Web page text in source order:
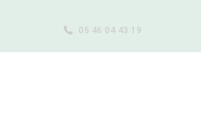
05 46 04 43 19